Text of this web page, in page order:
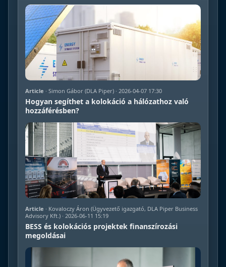
Article · Simon Gábor (DLA Piper) · 2026-04-07 17:30
Hogyan segíthet a kolokáció a hálózathoz való
hozzáférésben?
Article · Kovaloczy Áron (Ügyvezető igazgató, DLA Piper Business
Advisory Kft.) · 2026-06-11 15:19
BESS és kolokációs projektek finanszírozási
megoldásai